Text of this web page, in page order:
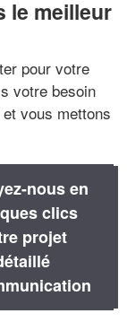
le meilleur
pour votre
votre besoin
vous mettons
nous en
clics
projet